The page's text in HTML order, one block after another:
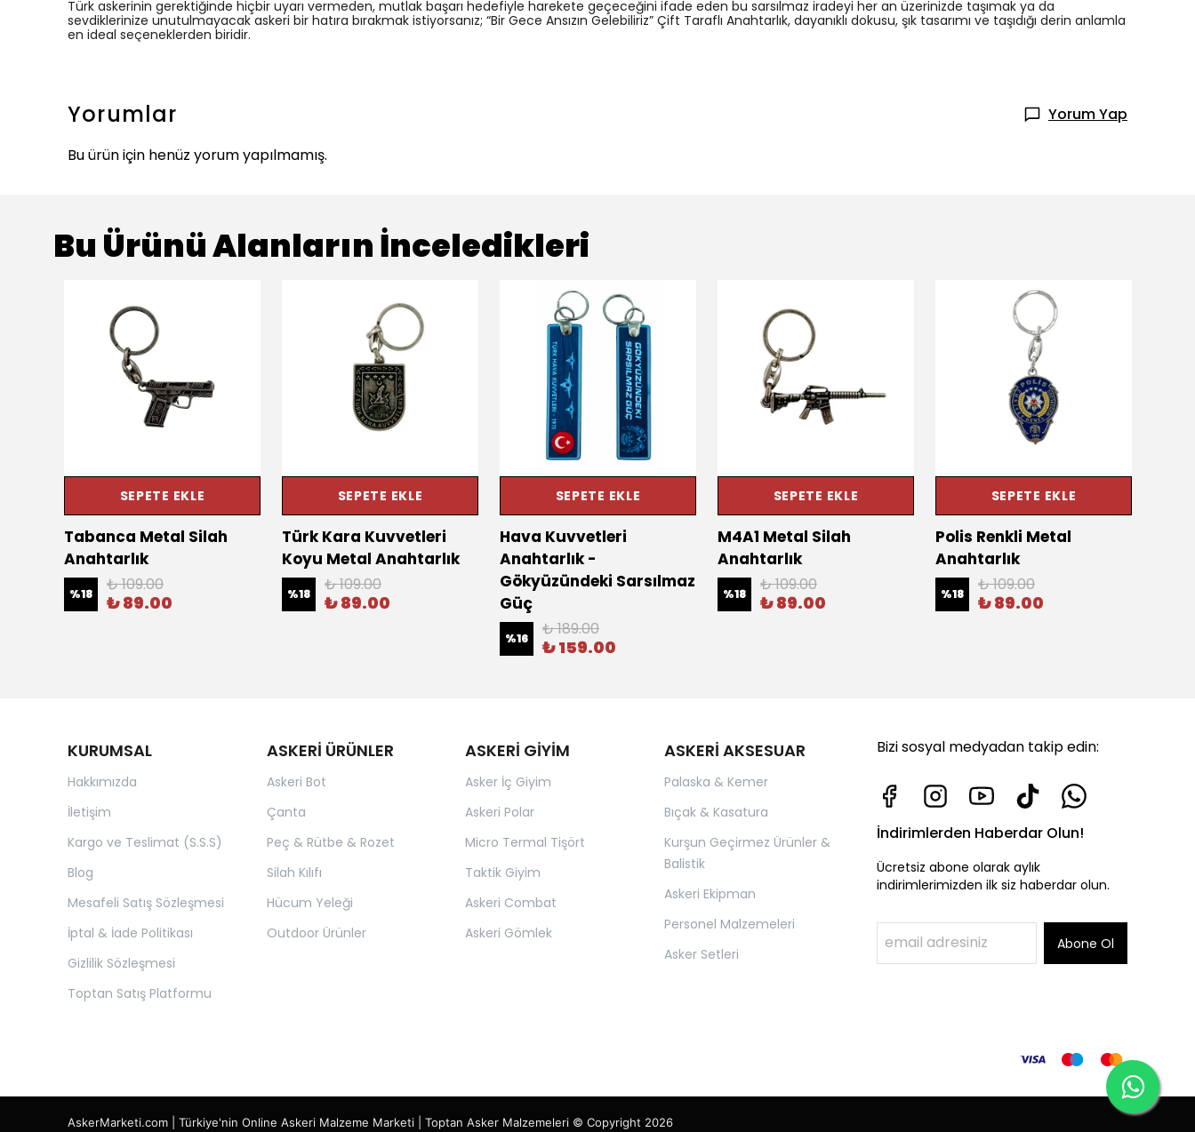
Türk askerinin gerektiğinde hiçbir uyarı vermeden, mutlak başarı hedefiyle harekete geçeceğini ifade eden bu sarsılmaz iradeyi her an üzerinizde taşımak ya da
sevdiklerinize unutulmayacak askeri bir hatıra bırakmak istiyorsanız; “Bir Gece Ansızın Gelebiliriz” Çift Taraflı Anahtarlık, dayanıklı dokusu, şık tasarımı ve taşıdığı derin anlamla
en ideal seçeneklerden biridir.
Yorumlar
Yorum Yap
Bu ürün için henüz yorum yapılmamış.
Bu Ürünü Alanların İnceledikleri
SEPETE EKLE
Tabanca Metal Silah
Anahtarlık
%18 ₺ 109.00
₺ 89.00
SEPETE EKLE
Türk Kara Kuvvetleri
Koyu Metal Anahtarlık
%18 ₺ 109.00
₺ 89.00
SEPETE EKLE
Hava Kuvvetleri
Anahtarlık -
Gökyüzündeki Sarsılmaz
Güç
%16 ₺ 189.00
₺ 159.00
SEPETE EKLE
M4A1 Metal Silah
Anahtarlık
%18 ₺ 109.00
₺ 89.00
SEPETE EKLE
Polis Renkli Metal
Anahtarlık
%18 ₺ 109.00
₺ 89.00
KURUMSAL
Hakkımızda
İletişim
Kargo ve Teslimat (S.S.S)
Blog
Mesafeli Satış Sözleşmesi
İptal & İade Politikası
Gizlilik Sözleşmesi
Toptan Satış Platformu
ASKERİ ÜRÜNLER
Askeri Bot
Çanta
Peç & Rütbe & Rozet
Silah Kılıfı
Hücum Yeleği
Outdoor Ürünler
ASKERİ GİYİM
Asker İç Giyim
Askeri Polar
Micro Termal Tişört
Taktik Giyim
Askeri Combat
Askeri Gömlek
ASKERİ AKSESUAR
Palaska & Kemer
Bıçak & Kasatura
Kurşun Geçirmez Ürünler &
Balistik
Askeri Ekipman
Personel Malzemeleri
Asker Setleri
Bizi sosyal medyadan takip edin:
İndirimlerden Haberdar Olun!
Ücretsiz abone olarak aylık
indirimlerimizden ilk siz haberdar olun.
Abone Ol
AskerMarketi.com | Türkiye'nin Online Askeri Malzeme Marketi | Toptan Asker Malzemeleri © Copyright 2026